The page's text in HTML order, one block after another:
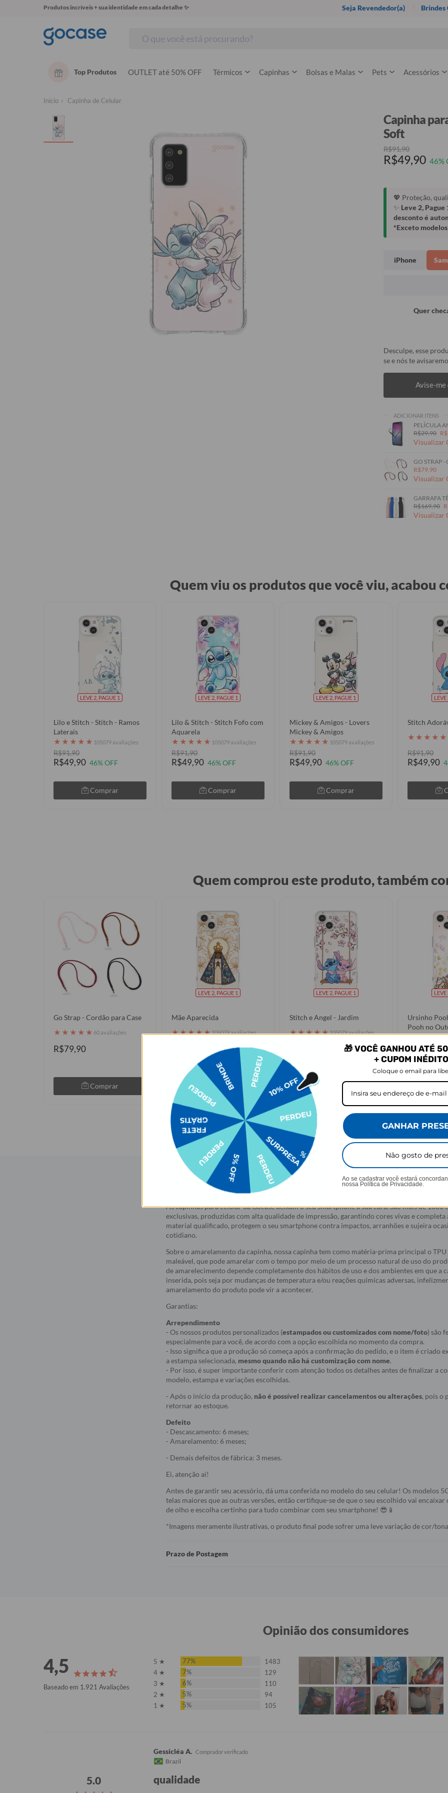
Produtos incríveis + sua identidade em cada detalhe ✨ Seja Revendedor(a)
Top Produtos OUTLET até 50% OFF Térmicos Capinhas Bolsas e Malas Pets Acessórios
Início Capinha de Celular
Capinha
Soft
R$91,90
R$49,90 46%
💖 Proteção,
✨ Leve 2, Pague
desconto é
*Exceto
iPhone
Quer
Desculpe, esse
se e nós te
Avise-
ADICIONAR ITENS
PELÍCULA
R$29,90
Visualizar
GO STRAP -
R$79,90
Visualizar
GARRAFA
R$169,90
Visualizar
Quem viu os produtos que você viu, acabou
LEVE 2, PAGUE 1
Lilo e Stitch - Stitch - Ramos
Laterais
★ ★ ★ ★ ★ 105079 avaliações
R$91,90
R$49,90 46% OFF
Comprar
LEVE 2, PAGUE 1
Lilo & Stitch - Stitch Fofo com
Aquarela
★ ★ ★ ★ ★ 105079 avaliações
R$91,90
R$49,90 46% OFF
Comprar
LEVE 2, PAGUE 1
Mickey & Amigos - Lovers
Mickey & Amigos
★ ★ ★ ★ ★ 105079 avaliações
R$91,90
R$49,90 46% OFF
Comprar
LEVE
Stitch
★ ★ ★ ★ ★
R$91,90
R$49,90
Quem comprou este produto, também
Go Strap - Cordão para Case
★ ★ ★ ★ ★ 60 avaliações
R$79,90
Comprar
LEVE 2, PAGUE 1
Mãe Aparecida
★★★★★105079 avaliações
R$49,90 46% OFF
Comprar
LEVE 2, PAGUE 1
Stitch e Angel - Jardim
★★★★★105079 avaliações
Comprar
LEVE
Ursinho
Pooh no
★★★★★
R$91,90
R$49,90
As capinhas para celular da Gocase deixam o seu smartphone a sua cara. São mais de 1000
exclusivas, produzidas com alta qualidade de impressão, garantindo cores vivas e completa
material qualificado, protegem o seu smartphone contra impactos, arranhões e sujeira
cotidiano.
Sobre o amarelamento da capinha, nossa capinha tem como matéria-prima principal o
maleável, que pode amarelar com o tempo por meio de um processo natural de uso do
de amarelecimento depende completamente dos hábitos de uso e dos ambientes em que a
inserida, pois seja por mudanças de temperatura e/ou reações químicas adversas,
amarelamento do produto pode vir a acontecer.
Garantias:
Arrependimento
- Os nossos produtos personalizados (estampados ou customizados com nome/foto) são
especialmente para você, de acordo com a opção escolhida no momento da compra.
- Isso significa que a produção só começa após a confirmação do pedido, e o item é criado
a estampa selecionada, mesmo quando não há customização com nome.
- Por isso, é super importante conferir com atenção todos os detalhes antes de finalizar a
modelo, estampa e variações escolhidas.
- Após o início da produção, não é possível realizar cancelamentos ou alterações, pois o
retornar ao estoque.
Defeito
- Descascamento: 6 meses;
- Amarelamento: 6 meses;
- Demais defeitos de fábrica: 3 meses.
Ei, atenção aí!
Antes de garantir seu acessório, dá uma conferida no modelo do seu celular! Os modelos
telas maiores que as outras versões, então certifique-se de que o seu escolhido vai
de olho e escolha certinho para tudo combinar com seu smartphone! 😎📱
*Imagens meramente ilustrativas, o produto final pode sofrer uma leve variação de cor/
Prazo de Postagem
Opinião dos consumidores
4,5
Baseado em 1.921 Avaliações
5 ★ 77%
1483
4 ★
7%
129
3 ★
6%
110
2 ★
5%
94
1 ★
5% 105
Gessicléa A.
Brazil
qualidade
🎁 VOCÊ GANHOU ATÉ
+ CUPOM
Coloque o email para
GANHAR
Não gosto de
Ao se cadastrar você estará
nossa Política de Privacidade.